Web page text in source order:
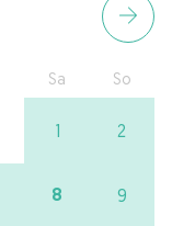
Sa So
1 2
8 9